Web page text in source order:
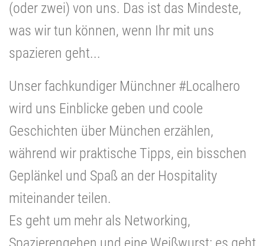
(oder zwei) von uns. Das ist das Mindeste,
was wir tun können, wenn Ihr mit uns
spazieren geht...
Unser fachkundiger Münchner #Localhero
wird uns Einblicke geben und coole
Geschichten über München erzählen,
während wir praktische Tipps, ein bisschen
Geplänkel und Spaß an der Hospitality
miteinander teilen.
Es geht um mehr als Networking,